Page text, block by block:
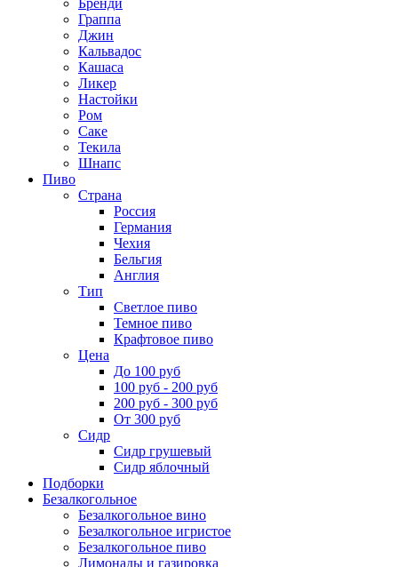
Граппа
Джин
Кальвадос
Кашаса
Ликер
Настойки
Ром
Саке
Текила
Шнапс
Пиво
Страна
Россия
Германия
Чехия
Бельгия
Англия
Тип
Светлое пиво
Темное пиво
Крафтовое пиво
Цена
До 100 руб
100 руб - 200 руб
200 руб - 300 руб
От 300 руб
Сидр
Сидр грушевый
Сидр яблочный
Подборки
Безалкогольное
Безалкогольное вино
Безалкогольное игристое
Безалкогольное пиво
Лимонады и газировка